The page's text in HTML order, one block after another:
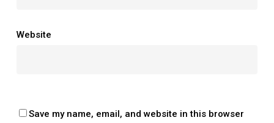
Website
Save my name, email, and website in this browser